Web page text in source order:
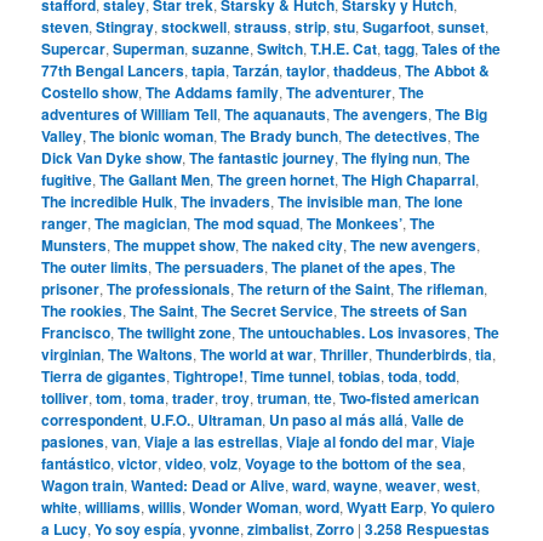
steven,Stingray,stockwell,strauss,strip,stu,Sugarfoot,sunset,
Supercar,Superman,suzanne,Switch,T.H.E. Cat,tagg,Tales of the
77th Bengal Lancers,tapia,Tarzán,taylor,thaddeus,The Abbot &
Costello show,The Addams family,The adventurer,The
adventures of William Tell,The aquanauts,The avengers,The Big
Valley,The bionic woman,The Brady bunch,The detectives,The
Dick Van Dyke show,The fantastic journey,The flying nun,The
fugitive,The Gallant Men,The green hornet,The High Chaparral,
The incredible Hulk,The invaders,The invisible man,The lone
ranger,The magician,The mod squad,The Monkees’,The
Munsters,The muppet show,The naked city,The new avengers,
The outer limits,The persuaders,The planet of the apes,The
prisoner,The professionals,The return of the Saint,The rifleman,
The rookies,The Saint,The Secret Service,The streets of San
Francisco,The twilight zone,The untouchables. Los invasores,The
virginian,The Waltons,The world at war,Thriller,Thunderbirds,tia,
Tierra de gigantes,Tightrope!,Time tunnel,tobias,toda,todd,
tolliver,tom,toma,trader,troy,truman,tte,Two-fisted american
correspondent, U.F.O., Ultraman, Un paso al más allá,Valle de
pasiones,van,Viaje a las estrellas,Viaje al fondo del mar,Viaje
fantástico,victor,video,volz,Voyage to the bottom of the sea,
Wagon train,Wanted: Dead or Alive,ward,wayne,weaver,west,
white,williams,willis,Wonder Woman,word,Wyatt Earp,Yo quiero
a Lucy,Yo soy espía,yvonne,zimbalist,Zorro |3.258 Respuestas